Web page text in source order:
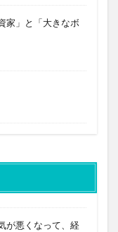
家」と「大きなボ
が悪くなって、経